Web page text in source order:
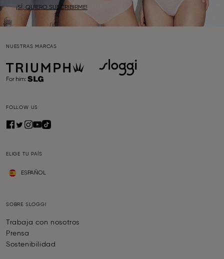
¡SÍ, QUIERO SUSCRIBIRME!
NUESTRAS MARCAS
FOLLOW US
ELIGE TU PAÍS
ESPAÑOL
SOBRE SLOGGI
Trabaja con nosotros
Prensa
Sostenibilidad